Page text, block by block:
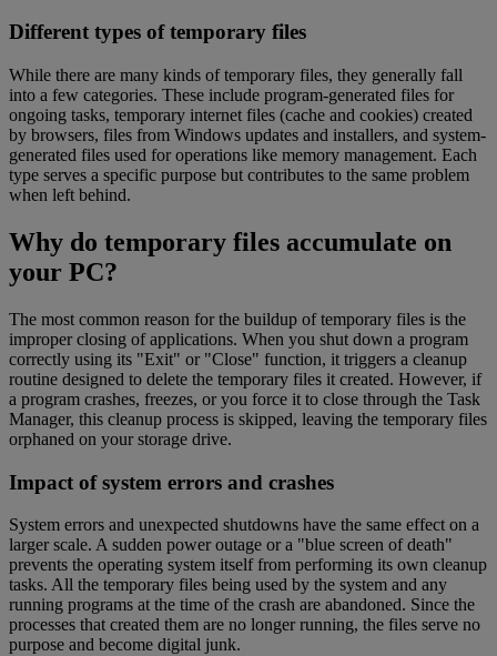
Different types of temporary files
While there are many kinds of temporary files, they generally fall
into a few categories. These include program-generated files for
ongoing tasks, temporary internet files (cache and cookies) created
by browsers, files from Windows updates and installers, and system-
generated files used for operations like memory management. Each
type serves a specific purpose but contributes to the same problem
when left behind.
Why do temporary files accumulate on
your PC?
The most common reason for the buildup of temporary files is the
improper closing of applications. When you shut down a program
correctly using its "Exit" or "Close" function, it triggers a cleanup
routine designed to delete the temporary files it created. However, if
a program crashes, freezes, or you force it to close through the Task
Manager, this cleanup process is skipped, leaving the temporary files
orphaned on your storage drive.
Impact of system errors and crashes
System errors and unexpected shutdowns have the same effect on a
larger scale. A sudden power outage or a "blue screen of death"
prevents the operating system itself from performing its own cleanup
tasks. All the temporary files being used by the system and any
running programs at the time of the crash are abandoned. Since the
processes that created them are no longer running, the files serve no
purpose and become digital junk.